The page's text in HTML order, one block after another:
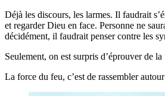
Déjà les discours, les larmes. Il faudrait
et regarder Dieu en face. Personne ne
décidément, il faudrait penser contre les
Seulement, on est surpris d’éprouver de
La force du feu, c’est de rassembler